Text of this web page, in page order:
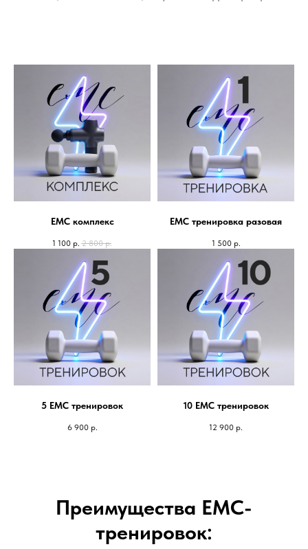
ЕМС комплекс
1 100 р. 2 800 р.
ЕМС тренировка разовая
1 500 р.
5 ЕМС тренировок
6 900 р.
10 ЕМС тренировок
12 900 р.
Преимущества ЕМС-
тренировок: